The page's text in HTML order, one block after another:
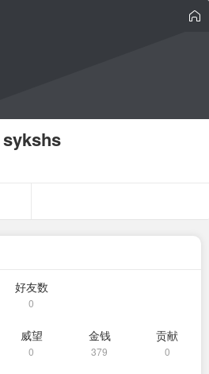
sykshs
好友数
0
威望
0
金钱
379
贡献
0